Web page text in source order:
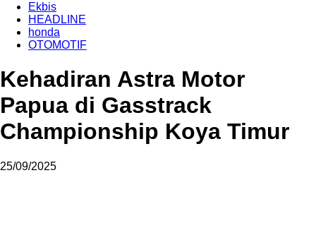
Ekbis
HEADLINE
honda
OTOMOTIF
Kehadiran Astra Motor
Papua di Gasstrack
Championship Koya Timur
25/09/2025